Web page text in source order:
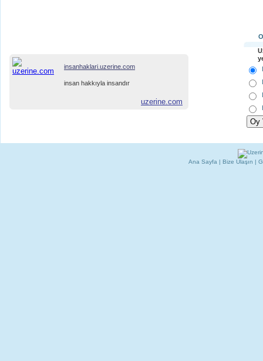
insanhaklari.uzerine.com
insan hakkıyla insandır
uzerine.com
Ana Sayfa | Bize Ulaşın |